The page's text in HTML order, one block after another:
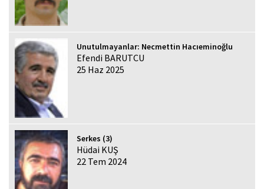
Unutulmayanlar: Necmettin Hacıeminoğlu
Efendi BARUTCU
25 Haz 2025
Serkes (3)
Hüdai KUŞ
22 Tem 2024